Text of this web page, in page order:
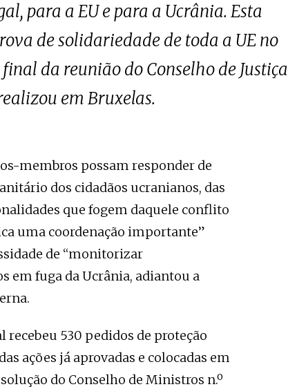
para a EU e para a Ucrânia. Esta
de solidariedade de toda a UE no
da reunião do Conselho de Justiça
em Bruxelas.
membros possam responder de
dos cidadãos ucranianos, das
que fogem daquele conflito
uma coordenação importante”
de “monitorizar
em fuga da Ucrânia, adiantou a
530 pedidos de proteção
ações já aprovadas e colocadas em
do Conselho de Ministros n.º